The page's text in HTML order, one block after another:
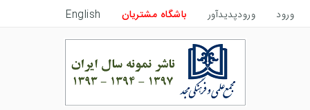
ورود ورودپدیدآور باشگاه مشتریان English